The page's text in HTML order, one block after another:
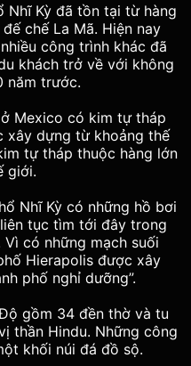
Nhĩ Kỳ đã tồn tại từ hàng
chế La Mã. Hiện nay
công trình khác đã
khách trở về với không
năm trước.
Mexico có kim tự tháp
xây dựng từ khoảng thế
tự tháp thuộc hàng lớn
giới.
Nhĩ Kỳ có những hồ bơi
tục tìm tới đây trong
có những mạch suối
Hierapolis được xây
phố nghỉ dưỡng”.
gồm 34 đền thờ và tu
thần Hindu. Những công
khối núi đá đồ sộ.